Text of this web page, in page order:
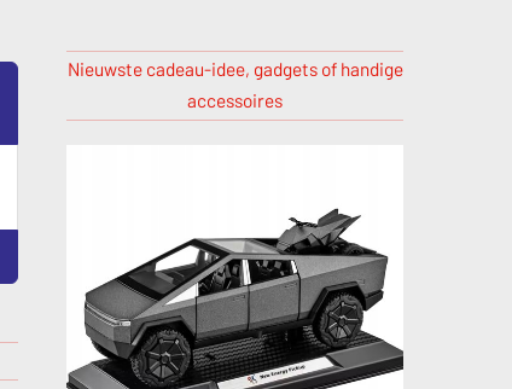
Nieuwste cadeau-idee, gadgets of handige
accessoires